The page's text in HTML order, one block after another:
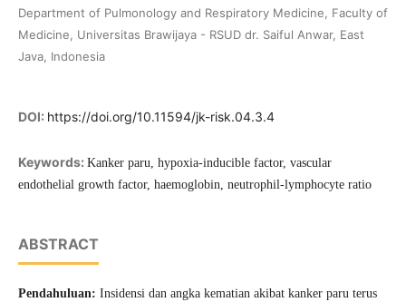
Department of Pulmonology and Respiratory Medicine, Faculty of
Medicine, Universitas Brawijaya - RSUD dr. Saiful Anwar, East
Java, Indonesia
DOI: https://doi.org/10.11594/jk-risk.04.3.4
Keywords: Kanker paru, hypoxia-inducible factor, vascular
endothelial growth factor, haemoglobin, neutrophil-lymphocyte ratio
ABSTRACT
Pendahuluan: Insidensi dan angka kematian akibat kanker paru terus